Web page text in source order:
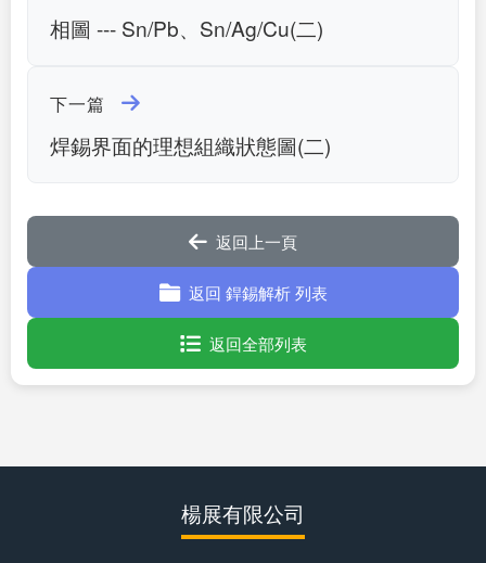
相圖 --- Sn/Pb、Sn/Ag/Cu(二)
下一篇
焊錫界面的理想組織狀態圖(二)
返回上一頁
返回 銲錫解析 列表
返回全部列表
楊展有限公司